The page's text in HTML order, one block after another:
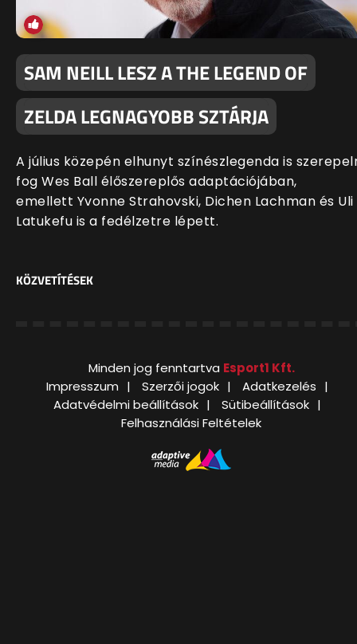
SAM NEILL LESZ A THE LEGEND OF
ZELDA LEGNAGYOBB SZTÁRJA
A július közepén elhunyt színészlegenda is
fog Wes Ball élőszereplős adaptációjában,
emellett Yvonne Strahovski, Dichen Lachman és Uli
Latukefu is a fedélzetre lépett.
KÖZVETÍTÉSEK
Minden jog fenntartva Esport1 Kft.
Impresszum
Szerzői jogok
Adatkezelés
Adatvédelmi beállítások
Sütibeállítások
Felhasználási Feltételek